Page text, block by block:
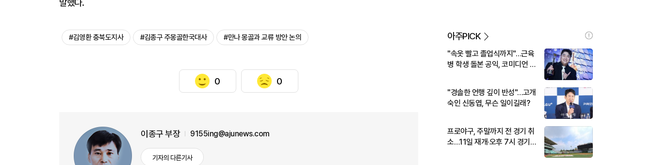
말했다.
#김영환 충북도지사 #김종구 주몽골한국대사 #만나 몽골과 교류 방안 논의
0 0
이종구 부장 9155ing@ajunews.com
기자의 다른기사
아주PICK
"속옷 빨고 졸업식까지"…근육
병 학생 돌본 공익, 코미디언 김
"경솔한 언행 깊이 반성"…고개
숙인 신동엽, 무슨 일이길래?
프로야구, 주말까지 전 경기 취
소…11일 재개·오후 7시 경기